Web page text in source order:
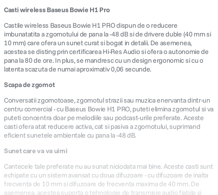
Casti wireless Baseus Bowie H1 Pro
Castile wireless Baseus Bowie H1 PRO dispun de o reducere
imbunatatita a zgomotului de pana la -48 dB si de drivere duble (40 mm si
10 mm) care ofera un sunet curat si bogat in detalii. De asemenea,
acestea se disting prin certificarea Hi-Res Audio si ofera o autonomie de
pana la 80 de ore. In plus, se mandresc cu un design ergonomic si cu o
latenta scazuta de numai aproximativ 0,06 secunde.
Scapa de zgomot
Conversatii zgomotoase, zgomotul strazii sau muzica enervanta dintr-un
centru comercial - cu Baseus Bowie H1 PRO, puteti elimina zgomotul si va
puteti concentra doar pe melodiile sau podcast-urile preferate. Aceste
casti ofera atat reducere activa, cat si pasiva a zgomotului, suprimand
eficient sunetele ambientale cu pana la -48 dB.
Sunet care va va uimi
Cantecele tale preferate nu au sunat niciodata mai bine. Aceste casti sunt
echipate cu un sistem avansat cu doua difuzoare - cu difuzoare de inalta
frecventa de 10 mm si difuzoare de frecventa maxima de 40 mm. De
asemenea, acestea suporta o tehnologie de transmisie audio fiabila si